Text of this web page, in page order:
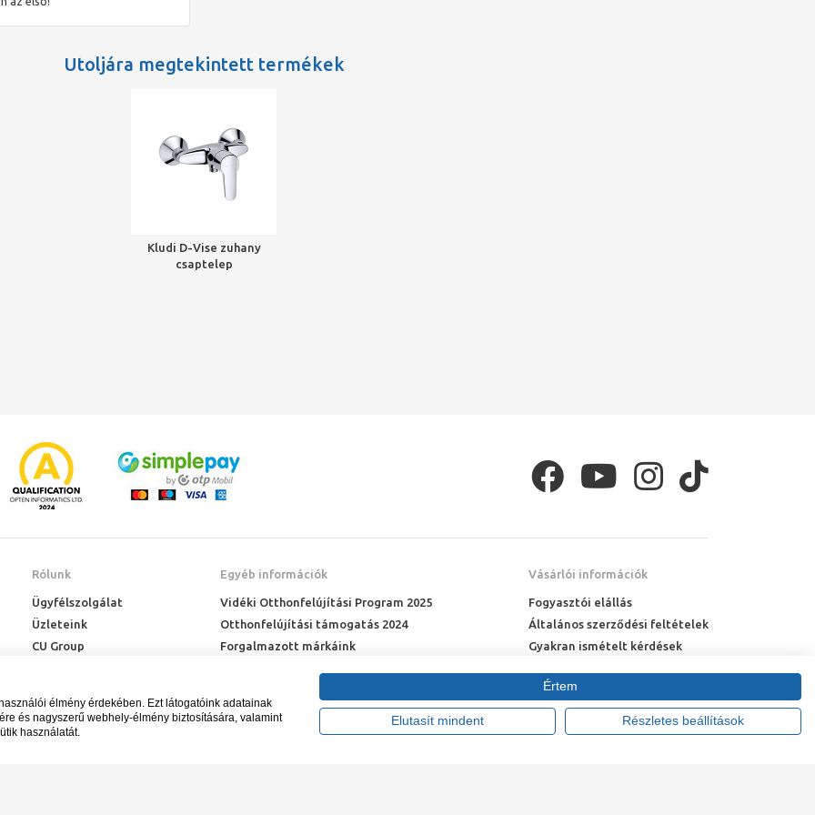
Utoljára megtekintett termékek
Kludi D-Vise zuhany
csaptelep
Rólunk
Ügyfélszolgálat
Üzleteink
CU Group
Egyéb információk
Vidéki Otthonfelújítási Program 2025
Otthonfelújítási támogatás 2024
Forgalmazott márkáink
Adatkezelési kérelem
Vásárlói információk
Fogyasztói elállás
Általános szerződési feltételek
Gyakran ismételt kérdések
Fizetési feltételek
Házhozszállítás
élmény érdekében. Ezt látogatóink adatainak
és nagyszerű webhely-élmény biztosítására, valamint
használatát.
Értem
Elutasít mindent Részletes beállítások